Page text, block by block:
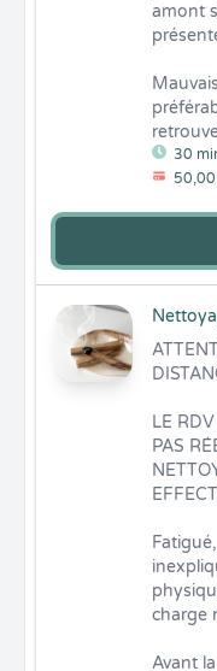
30
amont
LE
PAS
charge
Avant